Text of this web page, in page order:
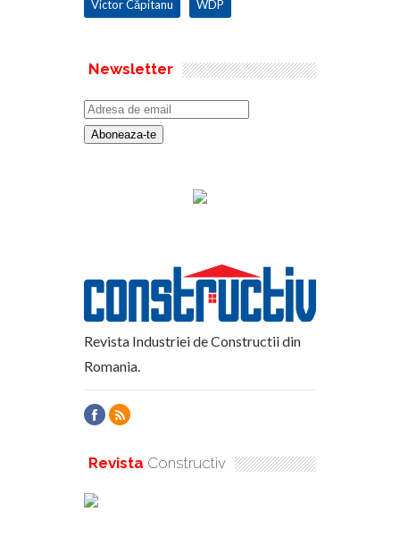
Victor Căpitanu WDP
Newsletter
Revista Industriei de Constructii din
Romania.
Revista Constructiv